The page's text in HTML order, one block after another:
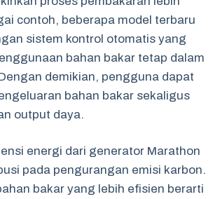
contoh, beberapa model terbaru
sistem kontrol otomatis yang
bahan bakar tetap dalam
demikian, pengguna dapat
bahan bakar sekaligus
output daya.
energi dari generator Marathon
pada pengurangan emisi karbon.
bakar yang lebih efisien berarti